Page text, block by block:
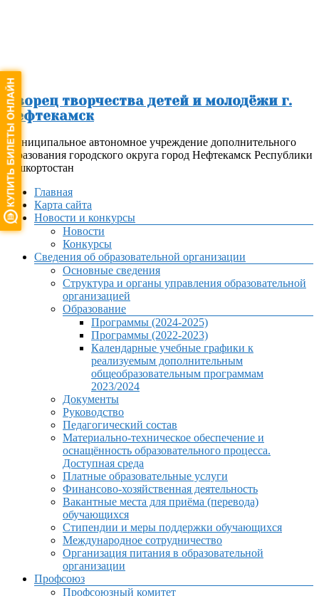
Дворец творчества детей и молодёжи г.
Нефтекамск
Муниципальное автономное учреждение дополнительного
образования городского округа город Нефтекамск Республики
Башкортостан
МенюГлавная
Карта сайта
Новости и конкурсы
Новости
Конкурсы
Сведения об образовательной организации
Основные сведения
Структура и органы управления образовательной
организацией
Образование
Программы (2024-2025)
Программы (2022-2023)
Календарные учебные графики к
реализуемым дополнительным
общеобразовательным программам
2023/2024
Документы
Руководство
Педагогический состав
Материально-техническое обеспечение и
оснащённость образовательного процесса.
Доступная среда
Платные образовательные услуги
Финансово-хозяйственная деятельность
Вакантные места для приёма (перевода)
обучающихся
Стипендии и меры поддержки обучающихся
Международное сотрудничество
Организация питания в образовательной
организации
Профсоюз
Профсоюзный комитет